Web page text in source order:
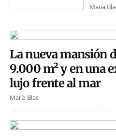
María
La nueva mansión
9.000 m² y en una
lujo frente al mar
María Blas